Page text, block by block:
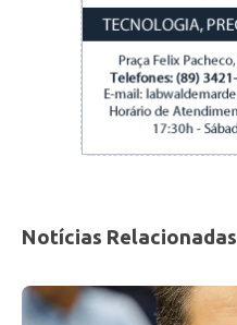
Notícias Relacionadas